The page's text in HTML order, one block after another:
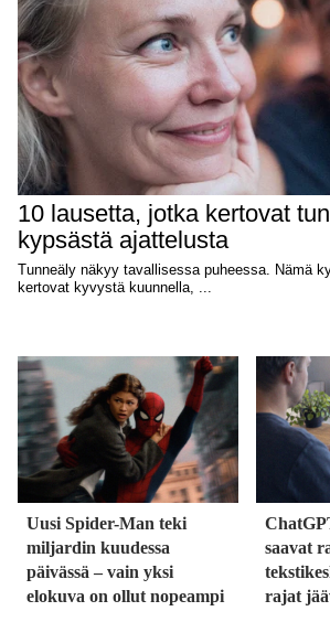
Uusi Spider-Man teki
miljardin kuudessa
päivässä – vain yksi
elokuva on ollut nopeampi
saavat
rajat